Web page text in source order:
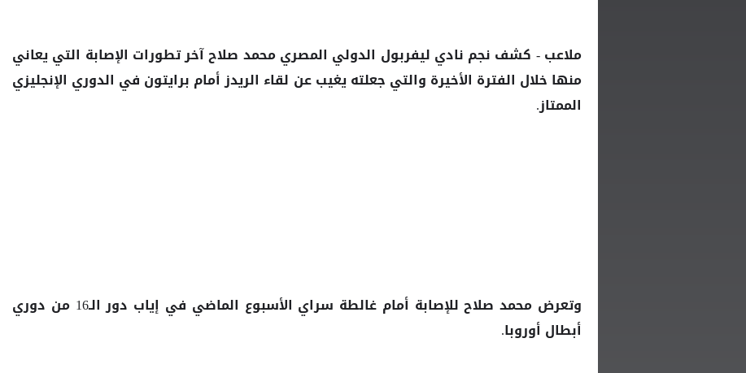
ملاعب - كشف نجم نادي ليفربول الدولي المصري محمد صلاحآخر تطورات الإصابة التي يعاني
منها خلال الفترة الأخيرة والتي جعلته يغيب عن لقاء الريدز أمام برايتون في الدوري الإنجليزي
الممتاز.
وتعرض محمد صلاح
للإصابة أمام غالطة سراي الأسبوع الماضي في إياب دور الـ16 من دوري
أبطال أوروبا.